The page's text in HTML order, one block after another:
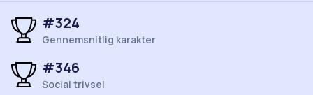
#324
Gennemsnitlig karakter
#346
Social trivsel